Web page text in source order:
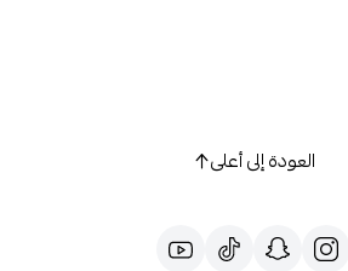
العودة إلى أعلى